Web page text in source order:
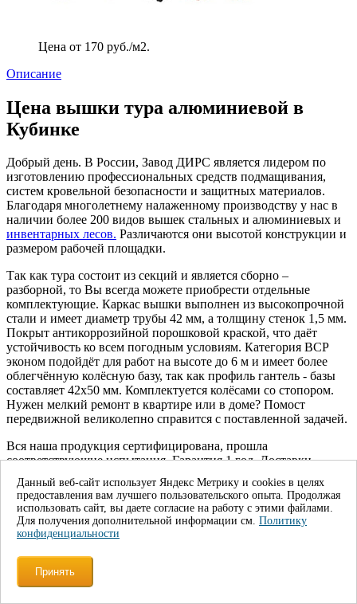
Цена от 170 руб./м2.
Описание
Цена вышки тура алюминиевой в
Кубинке
Добрый день. В России, Завод ДИРС является лидером по
изготовлению профессиональных средств подмащивания,
систем кровельной безопасности и защитных материалов.
Благодаря многолетнему налаженному производству у нас в
наличии более 200 видов вышек стальных и алюминиевых и
инвентарных лесов. Различаются они высотой конструкции и
размером рабочей площадки.
Так как тура состоит из секций и является сборно –
разборной, то Вы всегда можете приобрести отдельные
комплектующие. Каркас вышки выполнен из высокопрочной
стали и имеет диаметр трубы 42 мм, а толщину стенок 1,5 мм.
Покрыт антикоррозийной порошковой краской, что даёт
устойчивость ко всем погодным условиям. Категория ВСР
эконом подойдёт для работ на высоте до 6 м и имеет более
облегчённую колёсную базу, так как профиль гантель - базы
составляет 42х50 мм. Комплектуется колёсами со стопором.
Нужен мелкий ремонт в квартире или в доме? Помост
передвижной великолепно справится с поставленной задачей.
Вся наша продукция сертифицирована, прошла
соответствующие испытания. Гарантия 1 год. Доставки
производятся ежедневно. По предварительному звонку можем
привезти в выходной и праздничный день. Постоянно
проводятся акции и скидки. Возможна оплата по факту. Мы
работаем в будние дни с 8.00-18.00, в субботу с 9.00-16.00.
Наши преимущества
Данный веб-сайт использует Яндекс Метрику и cookies в целях
предоставления вам лучшего пользовательского опыта. Продолжая
использовать сайт, вы даете согласие на работу с этими файлами.
Для получения дополнительной информации см. Политику
конфиденциальности
Принять